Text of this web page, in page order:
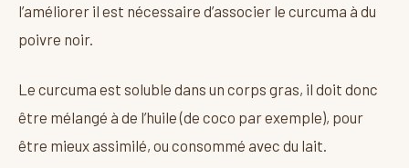
l’améliorer il est nécessaire d’associer le curcuma à du
poivre noir.
Le curcuma est soluble dans un corps gras, il doit donc
être mélangé à de l’huile (de coco par exemple), pour
être mieux assimilé, ou consommé avec du lait.